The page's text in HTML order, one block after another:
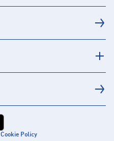
Cookie Policy